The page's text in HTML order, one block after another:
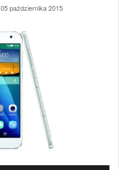
05 października 2015